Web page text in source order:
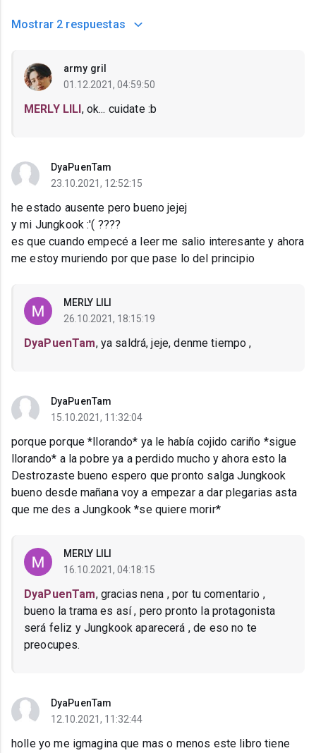
Mostrar 2 respuestas
army gril
01.12.2021, 04:59:50
MERLY LILI, ok... cuidate :b
DyaPuenTam
23.10.2021, 12:52:15
he estado ausente pero bueno jejej
y mi Jungkook :'( ????
es que cuando empecé a leer me salio interesante y ahora
me estoy muriendo por que pase lo del principio
MERLY LILI
26.10.2021, 18:15:19
DyaPuenTam, ya saldrá, jeje, denme tiempo ,
DyaPuenTam
15.10.2021, 11:32:04
porque porque *llorando* ya le había cojido cariño *sigue
llorando* a la pobre ya a perdido mucho y ahora esto la
Destrozaste bueno espero que pronto salga Jungkook
bueno desde mañana voy a empezar a dar plegarias asta
que me des a Jungkook *se quiere morir*
MERLY LILI
16.10.2021, 04:18:15
DyaPuenTam, gracias nena , por tu comentario ,
bueno la trama es así , pero pronto la protagonista
será feliz y Jungkook aparecerá , de eso no te
preocupes.
DyaPuenTam
12.10.2021, 11:32:44
holle yo me igmagina que mas o menos este libro tiene